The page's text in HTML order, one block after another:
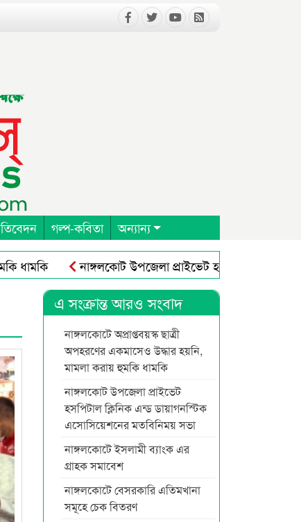
গল্প-কবিতা অন্যান্য
নাঙ্গলকোট উপজেলা প্রাইভেট হসপিটাল ক্লিনিক
এ সংক্রান্ত আরও সংবাদ
নাঙ্গলকোটে অপ্রাপ্তবয়স্ক ছাত্রী
অপহরণের একমাসেও উদ্ধার হয়নি,
মামলা করায় হুমকি ধামকি
নাঙ্গলকোট উপজেলা প্রাইভেট
হসপিটাল ক্লিনিক এন্ড ডায়াগনস্টিক
এসোসিয়েশনের মতবিনিময় সভা
নাঙ্গলকোটে ইসলামী ব্যাংক এর
গ্রাহক সমাবেশ
নাঙ্গলকোটে বেসরকারি এতিমখানা
সমূহে চেক বিতরণ